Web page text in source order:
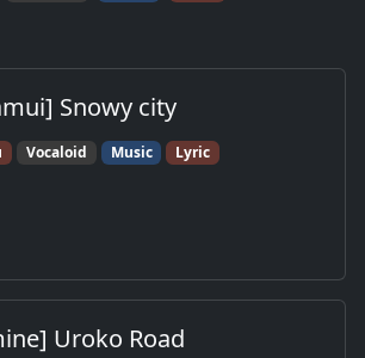
Snowy city
Vocaloid Music
Lyric
Uroko Road